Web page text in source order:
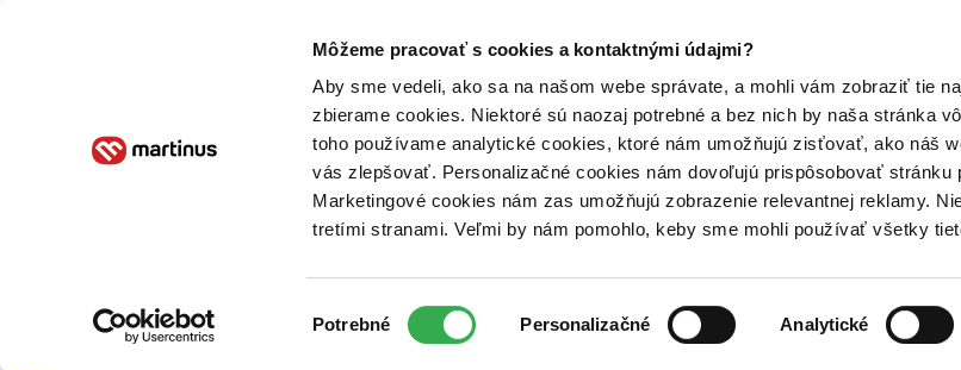
Môžeme pracovať s cookies a kontaktnými údajmi?
Aby sme vedeli, ako sa na našom webe správate, a mohli vám zobraziť tie
zbierame cookies. Niektoré sú naozaj potrebné a bez nich by naša stránka
toho používame analytické cookies, ktoré nám umožňujú zisťovať, ako náš
vás zlepšovať. Personalizačné cookies nám dovoľujú prispôsobovať stránku
Marketingové cookies nám zas umožňujú zobrazenie relevantnej reklamy.
tretími stranami. Veľmi by nám pomohlo, keby sme mohli používať všetky
súhlasu
Potrebné Personalizačné Analytické
Poukážky Kontakt